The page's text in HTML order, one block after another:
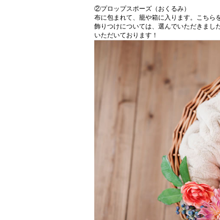
②プロップスポーズ（おくるみ）
布に包まれて、籠や箱に入ります。こちら
飾りつけについては、選んでいただきまし
いただいております！